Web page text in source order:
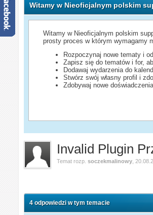
Witamy w Nieoficjalnym polskim
Witamy w Nieoficjalnym polskim
prosty proces w którym wymagamy
Rozpoczynaj nowe tematy i
Zapisz się do tematów i for,
Dodawaj wydarzenia do
Stwórz swój własny profil i
Zdobywaj nowe doświadczenia
Invalid Plugin
Temat rozp.soczekmalinowy
4 odpowiedzi w tym temacie